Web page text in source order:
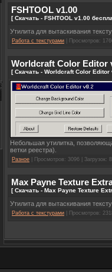
FSHTOOL v1.00
[ Скачать - FSHTOOL v1.00
Утилита для вытаскивания
Работа с текстурами | Просмотров:
Worldcraft Color Editor
[ Скачать - Worldcraft Color Editor
Небольшая утилитка,
ветки реестра).
Разное | Просмотров: 3096 | Загрузок:
Max Payne Texture
[ Скачать - Max Payne Texture
Утилита для вытаскивания
Работа с текстурами | Просмотров: